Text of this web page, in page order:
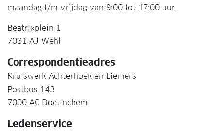
maandag t/m vrijdag van 9:00 tot 17:00 uur.
Beatrixplein 1
7031 AJ Wehl
Correspondentieadres
Kruiswerk Achterhoek en Liemers
Postbus 143
7000 AC Doetinchem
Ledenservice